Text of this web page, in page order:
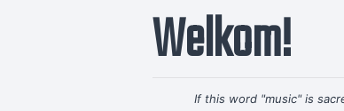
Welkom!
If this word "music" is